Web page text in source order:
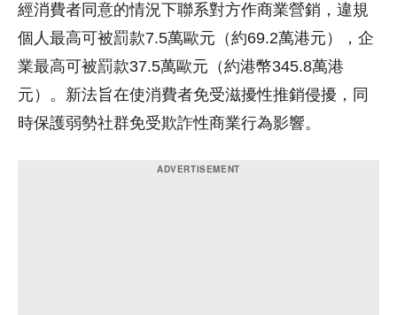
經消費者同意的情況下聯系對方作商業營銷，違規
個人最高可被罰款7.5萬歐元（約69.2萬港元），企
業最高可被罰款37.5萬歐元（約港幣345.8萬港
元）。新法旨在使消費者免受滋擾性推銷侵擾，同
時保護弱勢社群免受欺詐性商業行為影響。